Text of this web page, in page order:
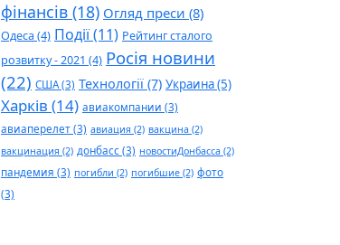
фінансів (18) Огляд преси (8)
Одеса (4) Події(11) Рейтинг сталого
розвитку - 2021 (4) Росія новини
(22) США(3) Технології (7) Украина(5)
Харків (14) авиакомпании (3)
авиаперелет(3) авиация (2) вакцина (2)
вакцинация (2) донбасс (3) новостиДонбасса (2)
пандемия (3) погибли (2) погибшие (2) фото
(3)